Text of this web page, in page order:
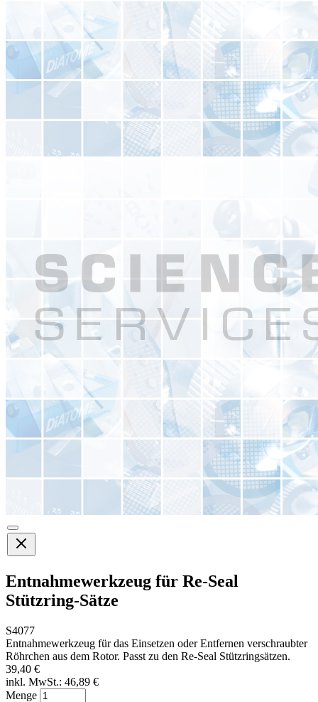
Entnahmewerkzeug für Re-Seal
Stützring-Sätze
S4077
Entnahmewerkzeug für das Einsetzen oder Entfernen verschraubter
Röhrchen aus dem Rotor. Passt zu den Re-Seal Stützringsätzen.
39,40 €
inkl. MwSt.: 46,89 €
Menge